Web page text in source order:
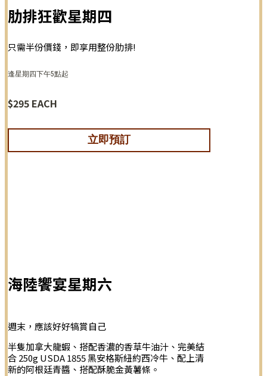
肋排狂歡星期四
只需半份價錢，即享用整份肋排!
逢星期四下午5點起
$295 EACH
立即預訂
海陸饗宴星期六
週末，應該好好犒賞自己
半隻加拿大龍蝦、搭配香濃的香草牛油汁、完美結
合 250g USDA 1855 黑安格斯紐約西冷牛、配上清
新的阿根廷青醬、搭配酥脆金黃薯條。